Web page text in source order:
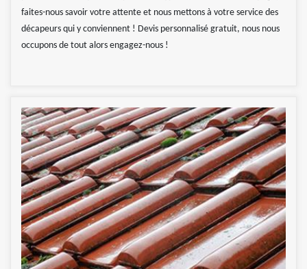
faites-nous savoir votre attente et nous mettons à votre service des
décapeurs qui y conviennent ! Devis personnalisé gratuit, nous nous
occupons de tout alors engagez-nous !